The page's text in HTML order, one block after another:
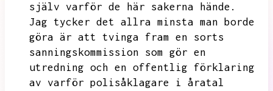
själv varför de här sakerna hände.
Jag tycker det allra minsta man borde
göra är att tvinga fram en sorts
sanningskommission som gör en
utredning och en offentlig förklaring
av varför polisåklagare i åratal